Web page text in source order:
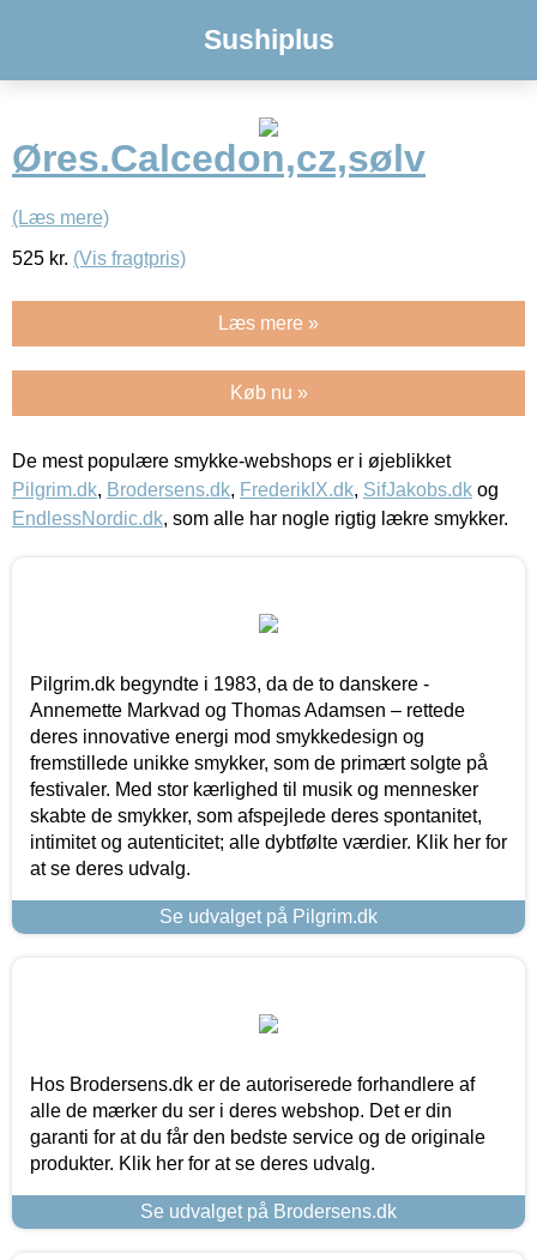
Sushiplus
Øres.Calcedon,cz,sølv
(Læs mere)
525 kr. (Vis fragtpris)
Læs mere »
Køb nu »
De mest populære smykke-webshops er i øjeblikket
Pilgrim.dk, Brodersens.dk, FrederikIX.dk, SifJakobs.dk og
EndlessNordic.dk, som alle har nogle rigtig lækre smykker.
Pilgrim.dk begyndte i 1983, da de to danskere -
Annemette Markvad og Thomas Adamsen – rettede
deres innovative energi mod smykkedesign og
fremstillede unikke smykker, som de primært solgte på
festivaler. Med stor kærlighed til musik og mennesker
skabte de smykker, som afspejlede deres spontanitet,
intimitet og autenticitet; alle dybtfølte værdier. Klik her for
at se deres udvalg.
Se udvalget på Pilgrim.dk
Hos Brodersens.dk er de autoriserede forhandlere af
alle de mærker du ser i deres webshop. Det er din
garanti for at du får den bedste service og de originale
produkter. Klik her for at se deres udvalg.
Se udvalget på Brodersens.dk